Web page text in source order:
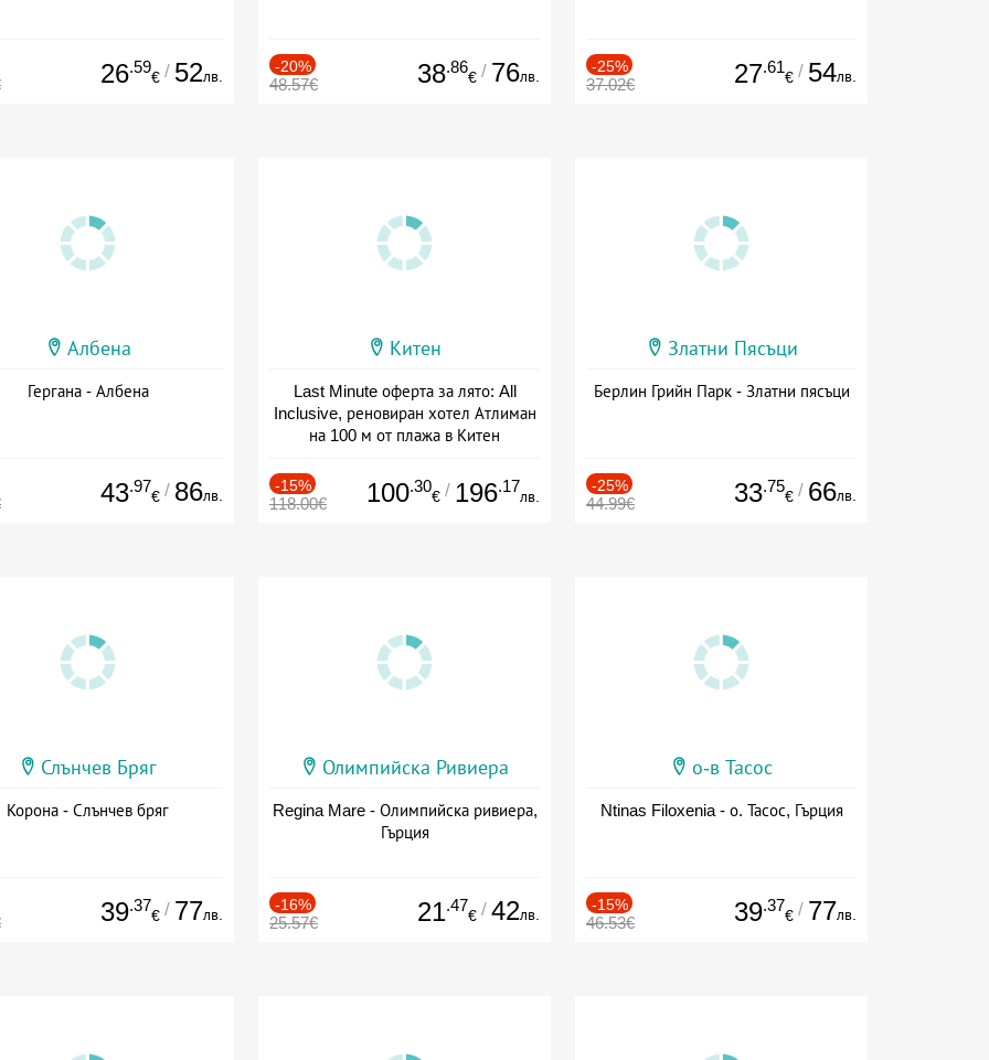
26.59
€ / 52лв.
-20%
48.57€ 38.86
€ / 76лв.
-25%
37.02€ 27.61
€ / 54лв.
Албена
Гергана - Албена
43.97
€ / 86лв.
Китен
Last Minute оферта за лято: All
Inclusive, реновиран хотел Атлиман
на 100 м от плажа в Китен
-15%
118.00€ 100.30
€ / 196.17
лв.
Златни Пясъци
Берлин Грийн Парк - Златни пясъци
-25%
44.99€ 33.75
€ / 66лв.
Слънчев Бряг
Корона - Слънчев бряг
39.37
€ / 77лв.
Олимпийска Ривиера
Regina Mare - Олимпийска ривиера,
Гърция
-16%
25.57€ 21.47
€ / 42лв.
о-в Тасос
Ntinas Filoxenia - о. Тасос, Гърция
-15%
46.53€ 39.37
€ / 77лв.